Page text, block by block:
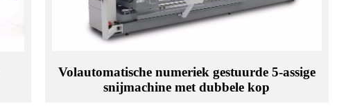
Volautomatische numeriek gestuurde 5-assige
snijmachine met dubbele kop